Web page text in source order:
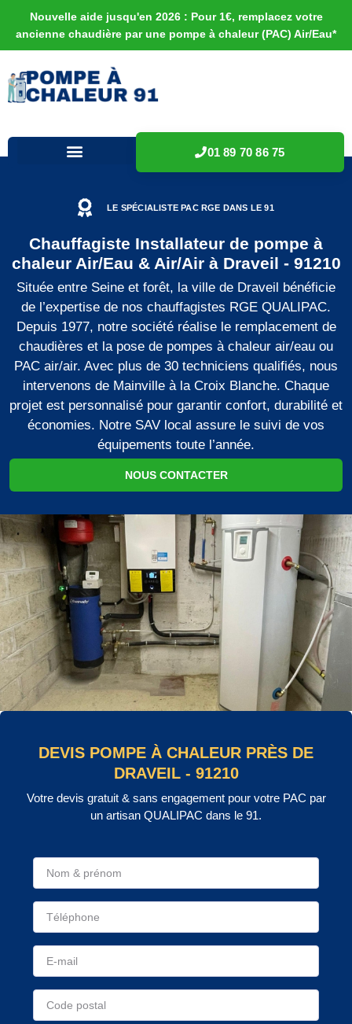
Nouvelle aide jusqu'en 2026 : Pour 1€, remplacez votre
ancienne chaudière par une pompe à chaleur (PAC) Air/Eau*
01 89 70 86 75
LE SPÉCIALISTE PAC RGE DANS LE 91
Chauffagiste Installateur de pompe à
chaleur Air/Eau & Air/Air à Draveil - 91210
Située entre Seine et forêt, la ville de Draveil bénéficie
de l’expertise de nos chauffagistes RGE QUALIPAC.
Depuis 1977, notre société réalise le remplacement de
chaudières et la pose de pompes à chaleur air/eau ou
PAC air/air. Avec plus de 30 techniciens qualifiés, nous
intervenons de Mainville à la Croix Blanche. Chaque
projet est personnalisé pour garantir confort, durabilité et
économies. Notre SAV local assure le suivi de vos
équipements toute l’année.
NOUS CONTACTER
DEVIS POMPE À CHALEUR PRÈS DE
DRAVEIL - 91210
Votre devis gratuit & sans engagement pour votre PAC par
un artisan QUALIPAC dans le 91.